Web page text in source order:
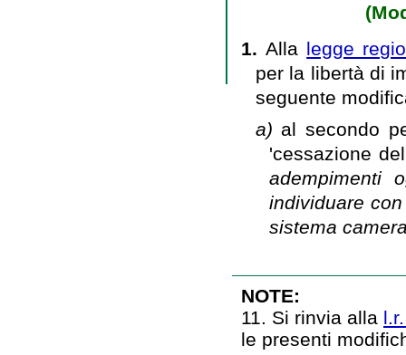
1.Alla legge
per la libertà di
seguente
a) al secondo
'cessazione
adempimenti
individuare
sistema
NOTE:
11. Si rinvia alla
le presenti